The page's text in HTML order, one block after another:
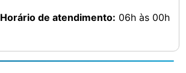
Horário de atendimento: 06h às 00h